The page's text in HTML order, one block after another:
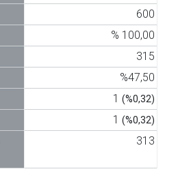
600
% 100,00
315
%47,50
1 (%0,32)
1 (%0,32)
313